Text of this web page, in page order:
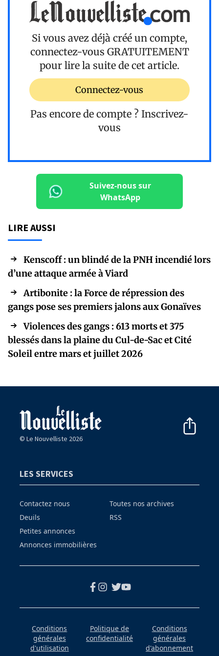
Si vous avez déjà créé un compte,
connectez-vous GRATUITEMENT
pour lire la suite de cet article.
Connectez-vous
Pas encore de compte ? Inscrivez-
vous
Suivez-nous sur
WhatsApp
LIRE AUSSI
Kenscoff : un blindé de la PNH incendié lors
d’une attaque armée à Viard
Artibonite : la Force de répression des
gangs pose ses premiers jalons aux Gonaïves
Violences des gangs : 613 morts et 375
blessés dans la plaine du Cul-de-Sac et Cité
Soleil entre mars et juillet 2026
© Le Nouvelliste 2026
LES SERVICES
Contactez nous
Deuils
Petites annonces
Annonces immobilières
Toutes nos archives
RSS
Conditions
générales
d'utilisation
Politique de
confidentialité
Conditions
générales
d'abonnement